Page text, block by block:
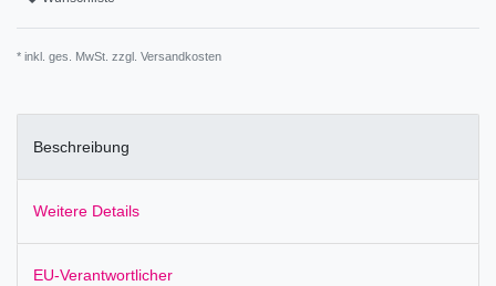
* inkl. ges. MwSt. zzgl. Versandkosten
Beschreibung
Weitere Details
EU-Verantwortlicher